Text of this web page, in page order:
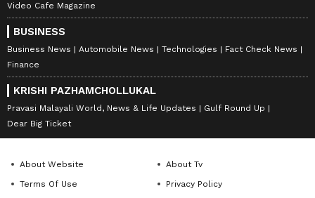
Video Cafe Magazine
BUSINESS
Business News Automobile News Technologies
Fact Check News
Finance
KRISHI PAZHAMCHOLLUKAL
Pravasi Malayali World, News & Life Updates
Gulf Round Up
Dear Big Ticket
About Website
About Tv
Terms Of Use
Privacy Policy